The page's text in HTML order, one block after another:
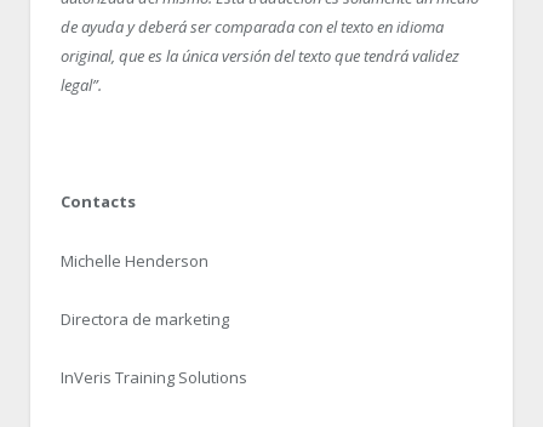
de ayuda y deberá ser comparada con el texto en idioma
original, que es la única versión del texto que tendrá validez
legal”.
Contacts
Michelle Henderson
Directora de marketing
InVeris Training Solutions